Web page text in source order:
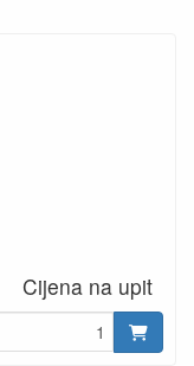
Cijena na upit